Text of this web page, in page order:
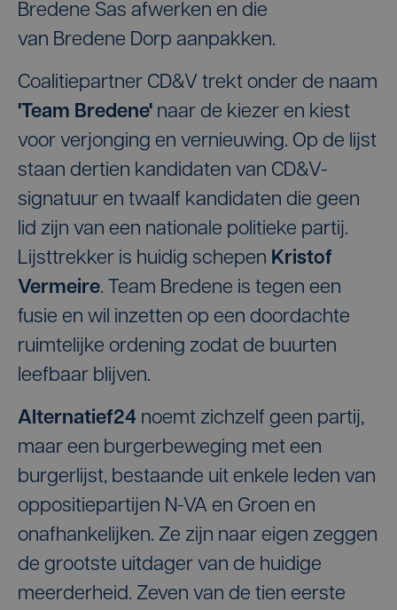
Bredene Sas afwerken en die
van Bredene Dorp aanpakken.
Coalitiepartner CD&V trekt onder de naam
'Team Bredene' naar de kiezer en kiest
voor verjonging en vernieuwing. Op de lijst
staan dertien kandidaten van CD&V-
signatuur en twaalf kandidaten die geen
lid zijn van een nationale politieke partij.
Lijsttrekker is huidig schepen Kristof
Vermeire. Team Bredene is tegen een
fusie en wil inzetten op een doordachte
ruimtelijke ordening zodat de buurten
leefbaar blijven.
Alternatief24 noemt zichzelf geen partij,
maar een burgerbeweging met een
burgerlijst, bestaande uit enkele leden van
oppositiepartijen N-VA en Groen en
onafhankelijken. Ze zijn naar eigen zeggen
de grootste uitdager van de huidige
meerderheid. Zeven van de tien eerste